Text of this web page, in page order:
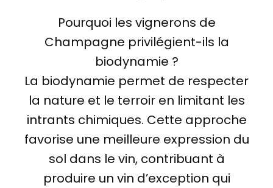
Pourquoi les vignerons de
Champagne privilégient-ils la
biodynamie ?
La biodynamie permet de respecter
la nature et le terroir en limitant les
intrants chimiques. Cette approche
favorise une meilleure expression du
sol dans le vin, contribuant à
produire un vin d’exception qui